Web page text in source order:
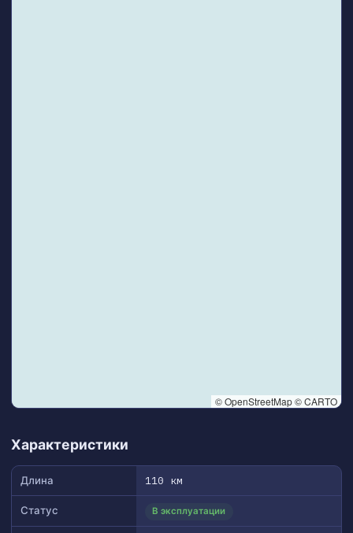
© OpenStreetMap © CARTO
Характеристики
Длина 110 км
Статус В эксплуатации